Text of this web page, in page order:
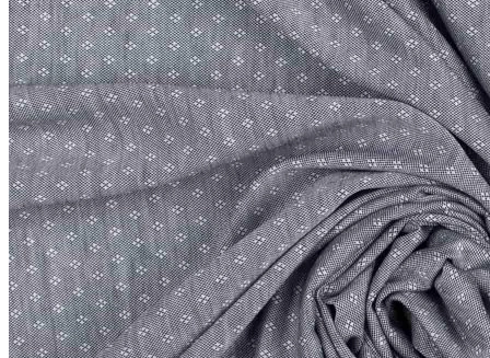
В наличии 20 м
хлопок 100%
140 смсерый
2 200₽
за м
Купить
1
2
→
© 2026Filato Italiano
Мы в соцсетях